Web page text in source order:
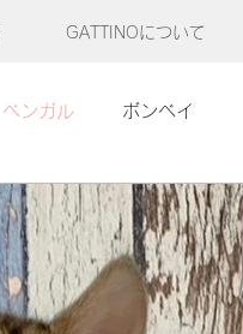
GATTINOについて
ベンガル ボンベイ